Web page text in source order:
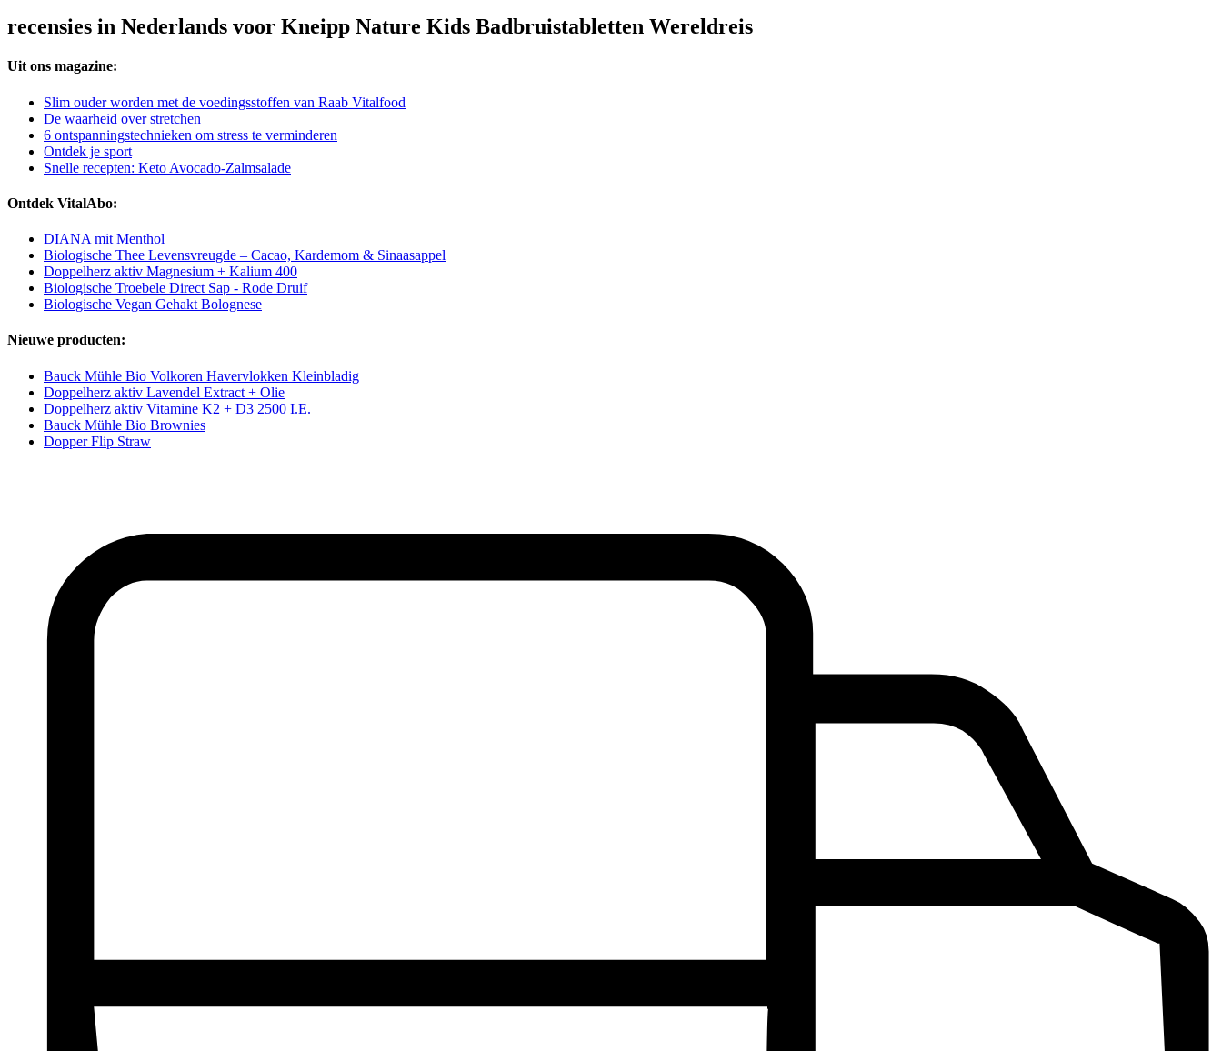
recensies in Nederlands voor Kneipp Nature Kids Badbruistabletten Wereldreis
Uit ons magazine:
Slim ouder worden met de voedingsstoffen van Raab Vitalfood
De waarheid over stretchen
6 ontspanningstechnieken om stress te verminderen
Ontdek je sport
Snelle recepten: Keto Avocado-Zalmsalade
Ontdek VitalAbo:
DIANA mit Menthol
Biologische Thee Levensvreugde – Cacao, Kardemom & Sinaasappel
Doppelherz aktiv Magnesium + Kalium 400
Biologische Troebele Direct Sap - Rode Druif
Biologische Vegan Gehakt Bolognese
Nieuwe producten:
Bauck Mühle Bio Volkoren Havervlokken Kleinbladig
Doppelherz aktiv Lavendel Extract + Olie
Doppelherz aktiv Vitamine K2 + D3 2500 I.E.
Bauck Mühle Bio Brownies
Dopper Flip Straw